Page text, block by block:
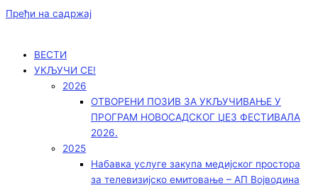
Пређи на садржај
ВЕСТИ
УКЉУЧИ СЕ!
2026
ОТВОРЕНИ ПОЗИВ ЗА УКЉУЧИВАЊЕ У
ПРОГРАМ НОВОСАДСКОГ ЏЕЗ ФЕСТИВАЛА
2026.
2025
Набавка услуге закупа медијског простора
за телевизијско емитовање – АП Војводинa